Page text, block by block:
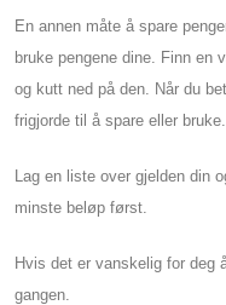
En annen måte å spare
bruke pengene dine. Finn en
og kutt ned på den. Når du
frigjorde til å spare eller bruke.
Lag en liste over gjelden din
minste beløp først.
Hvis det er vanskelig for deg
gangen.